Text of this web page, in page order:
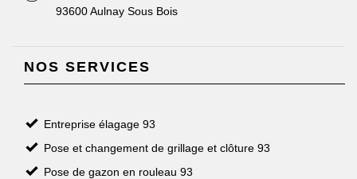
93600 Aulnay Sous Bois
NOS SERVICES
Entreprise élagage 93
Pose et changement de grillage et clôture 93
Pose de gazon en rouleau 93